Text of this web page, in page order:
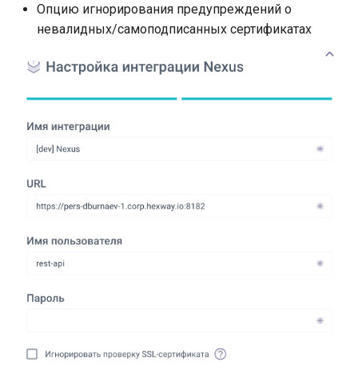
Опцию игнорирования предупреждений о
невалидных/самоподписанных сертификатах